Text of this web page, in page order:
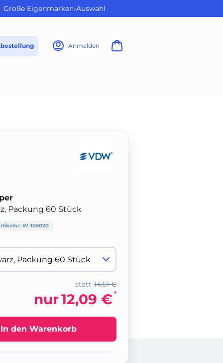
Große Eigenmarken-Auswahl
Anmelden
Packung 60 Stück
W-106020
14,51 €
statt
nur12,09 € *
In den Warenkorb